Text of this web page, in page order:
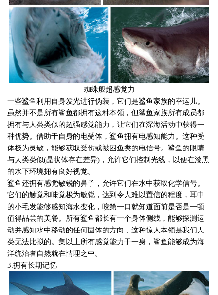
蜘蛛般超感觉力
一些鲨鱼利用自身发光进行伪装，它们是鲨鱼家族的幸运儿。
虽然并不是所有鲨鱼都拥有这种本领，但鲨鱼家族所有成员都
拥有与人类类似的超强感觉能力，让它们在深海活动中获得一
种优势。借助于自身的电受体，鲨鱼拥有电感知能力。这种受
体极为灵敏，能够获取受伤或被困鱼类的电信号。鲨鱼的眼睛
与人类类似(晶状体存在差异) ，允许它们控制光线，以便在漆黑
的水下环境拥有良好视觉。
鲨鱼还拥有感觉敏锐的鼻子，允许它们在水中获取化学信号。
它们的触觉和味觉极为敏锐，达到令人难以置信的程度，耳中
的小毛发能够感知海水变化，咬第一口就知道面前是否是一顿
值得品尝的美餐。所有鲨鱼都长有一个身体侧线，能够探测运
动并感知水中移动的任何固体的方向，这种惊人本领是我们人
类无法比拟的。集以上所有感觉能力于一身，鲨鱼能够成为海
洋统治者自然就在情理之中。
3.拥有长期记忆